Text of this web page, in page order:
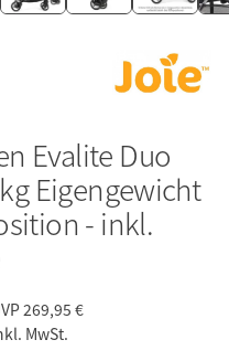
Evalite Duo
Eigengewicht
- inkl.
269,95 €
MwSt.